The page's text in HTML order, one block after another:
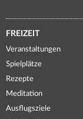
FREIZEIT
Veranstaltungen
Spielplätze
Rezepte
Meditation
Ausflugsziele